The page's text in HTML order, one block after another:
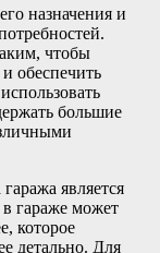
назначения и
чтобы
обеспечить
большие
является
в гараже может
которое
детально. Для